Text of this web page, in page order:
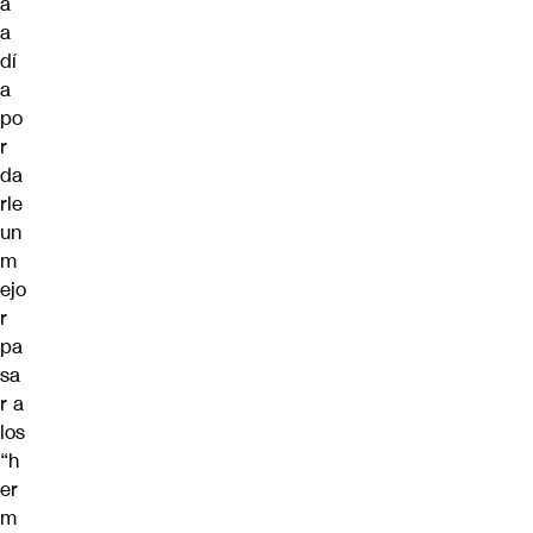
a
dí
a
po
r
da
rle
un
m
ejo
r
pa
sa
r a
los
“h
er
m